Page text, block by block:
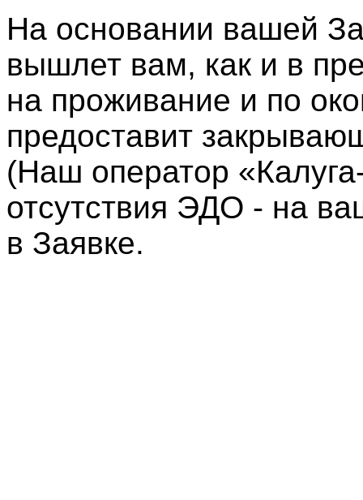
На основании вашей
вышлет вам, как и в
на проживание и по
предоставит
(Наш оператор
отсутствия ЭДО - на
в Заявке.